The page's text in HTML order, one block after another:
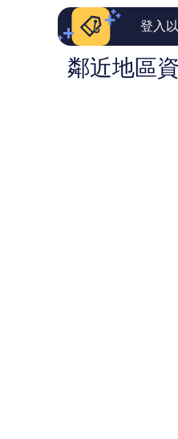
評
登入
鄰近地區